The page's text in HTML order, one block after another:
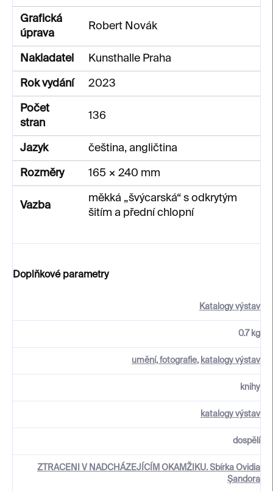
Grafická
úprava
Robert Novák
Nakladatel Kunsthalle Praha
Rok vydání 2023
Počet
stran
136
Jazyk čeština, angličtina
Rozměry 165 × 240 mm
Vazba
měkká „švýcarská“ s odkrytým
šitím a přední chlopní
Doplňkové parametry
Katalogy výstav
0.7 kg
umění, fotografie, katalogy výstav
knihy
katalogy výstav
dospělí
ZTRACENI V NADCHÁZEJÍCÍM OKAMŽIKU. Sbírka Ovidia
Șandora